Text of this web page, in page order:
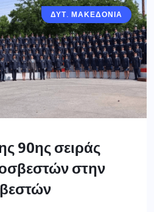
ΔΥΤ. ΜΑΚΕΔΟΝΙΑ
90ης σειράς
στην